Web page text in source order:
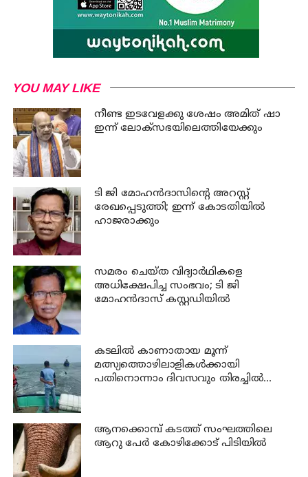
YOU MAY LIKE
നീണ്ട ഇടവേളക്കു ശേഷം അമിത് ഷാ
ഇന്ന് ലോക്‌സഭയിലെത്തിയേക്കും
ടി ജി മോഹന്‍ദാസിന്റെ അറസ്റ്റ്
രേഖപ്പെടുത്തി; ഇന്ന് കോടതിയില്‍
ഹാജരാക്കും
സമരം ചെയ്ത വിദ്യാര്‍ഥികളെ
അധിക്ഷേപിച്ച സംഭവം; ടി ജി
മോഹന്‍ദാസ് കസ്റ്റഡിയിൽ
കടലില്‍ കാണാതായ മൂന്ന്
മത്സ്യത്തൊഴിലാളികള്‍ക്കായി
പതിനൊന്നാം ദിവസവും തിരച്ചില്‍
ആനക്കൊമ്പ് കടത്ത് സംഘത്തിലെ
ആറു പേര്‍ കോഴിക്കോട് പിടിയില്‍